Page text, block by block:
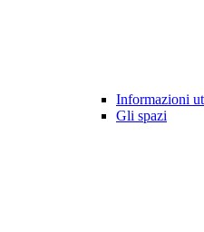
Informazioni
Gli spazi